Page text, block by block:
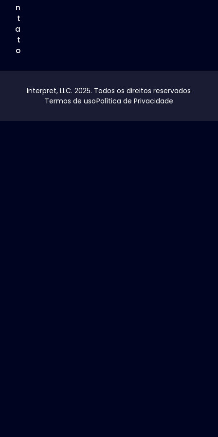
n
t
a
t
o
Interpret, LLC. 2025. Todos os direitos reservados
Termos de usoPolítica de Privacidade